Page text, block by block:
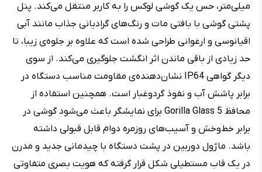
میلی‌متر، حس یک گوشی لوکس را به کاربر منتقل می‌کند. پنل
پشتی گوشی با بافتی مات و رنگ‌های گرادیانی جذاب مانند آبی
اقیانوسی و ارغوانی طراحی شده است که علاوه بر جلوه‌ی زیبا، تا
حد زیادی از باقی ماندن اثر انگشت جلوگیری می‌کند. از سوی
دیگر گواهی IP64 نشان‌دهنده‌ی مقاومت مناسب دستگاه در
برابر پاشش آب و نفوذ گردوغبار است. همچنین استفاده از
محافظ Gorilla Glass 5 برای نمایشگر باعث می‌شود گوشی در
برابر خط‌وخش و آسیب‌های روزمره دوام قابل قبولی داشته
باشد. ماژول دوربین در پشت دستگاه با چیدمانی جدید و مدرن
در یک قاب مستطیلی شکل قرار گرفته که هویت بصری متفاوتی